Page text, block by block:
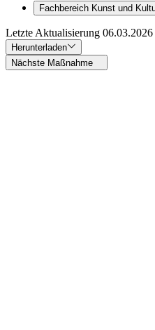
Fachbereich Kunst und
Letzte Aktualisierung 06.03.2026
Herunterladen
Nächste Maßnahme